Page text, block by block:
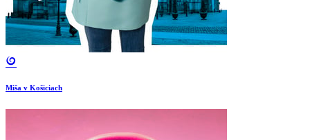
Miša v Košiciach